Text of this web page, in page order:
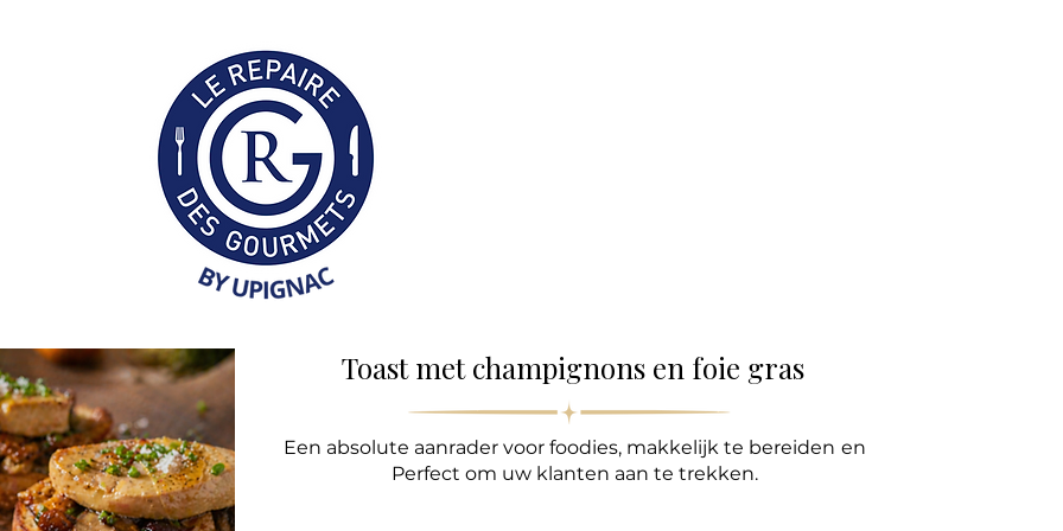
Toast met champignons en foie gras
Een absolute aanrader voor foodies, makkelijk te bereiden en
Perfect om uw klanten aan te trekken.
Professionnelle